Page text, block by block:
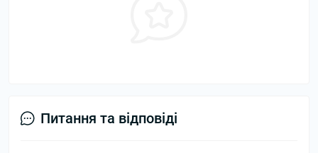
Питання та відповіді